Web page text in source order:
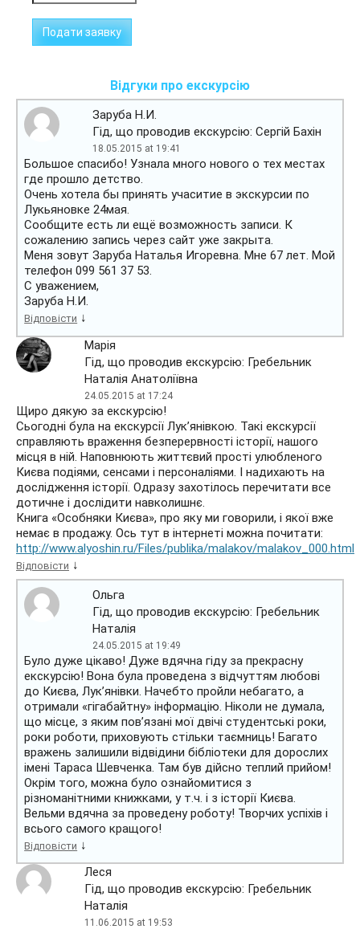
Відгуки про екскурсію
Заруба Н.И.
Гід, що проводив екскурсію: Сергій Бахін
18.05.2015 at 19:41
Большое спасибо! Узнала много нового о тех местах
где прошло детство.
Очень хотела бы принять учаситие в экскурсии по
Лукьяновке 24мая.
Сообщите есть ли ещё возможность записи. К
сожалению запись через сайт уже закрыта.
Меня зовут Заруба Наталья Игоревна. Мне 67 лет. Мой
телефон 099 561 37 53.
С уважением,
Заруба Н.И.
Відповісти ↓
Марія
Гід, що проводив екскурсію: Гребельник
Наталія Анатоліївна
24.05.2015 at 17:24
Щиро дякую за екскурсію!
Сьогодні була на екскурсії Лук’янівкою. Такі екскурсії
справляють враження безперервності історії, нашого
місця в ній. Наповнюють життєвий прості улюбленого
Києва подіями, сенсами і персоналіями. І надихають на
дослідження історії. Одразу захотілось перечитати все
дотичне і дослідити навколишнє.
Книга «Особняки Києва», про яку ми говорили, і якої вже
немає в продажу. Ось тут в інтернеті можна почитати:
http://www.alyoshin.ru/Files/publika/malakov/malakov_000.html
Відповісти ↓
Ольга
Гід, що проводив екскурсію: Гребельник
Наталія
24.05.2015 at 19:49
Було дуже цікаво! Дуже вдячна гіду за прекрасну
екскурсію! Вона була проведена з відчуттям любові
до Києва, Лук’янівки. Начебто пройли небагато, а
отримали «гігабайтну» інформацію. Ніколи не думала,
що місце, з яким пов’язані мої двічі студентські роки,
роки роботи, приховують стільки таємниць! Багато
вражень залишили відвідини бібліотеки для дорослих
імені Тараса Шевченка. Там був дійсно теплий прийом!
Окрім того, можна було ознайомитися з
різноманітними книжками, у т.ч. і з історії Києва.
Вельми вдячна за проведену роботу! Творчих успіхів і
всього самого кращого!
Відповісти ↓
Леся
Гід, що проводив екскурсію: Гребельник
Наталія
11.06.2015 at 19:53